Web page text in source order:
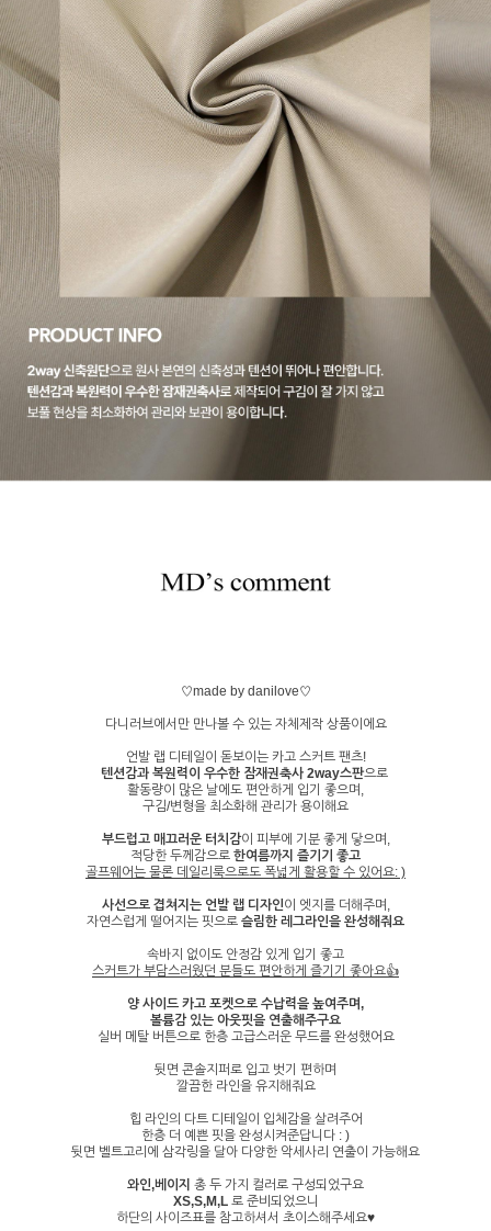
♡made by danilove♡
다니러브에서만 만나볼 수 있는 자체제작 상품이에요
언발 랩 디테일이 돋보이는 카고 스커트 팬츠!
텐션감과 복원력이 우수한 잠재권축사 2way스판으로
활동량이 많은 날에도 편안하게 입기 좋으며,
구김/변형을 최소화해 관리가 용이해요
부드럽고 매끄러운 터치감이 피부에 기분 좋게 닿으며,
적당한 두께감으로 한여름까지 즐기기 좋고
골프웨어는 물론 데일리룩으로도 폭넓게 활용할 수 있어요: )
사선으로 겹쳐지는 언발 랩 디자인이 엣지를 더해주며,
자연스럽게 떨어지는 핏으로 슬림한 레그라인을 완성해줘요
속바지 없이도 안정감 있게 입기 좋고
스커트가 부담스러웠던 분들도 편안하게 즐기기 좋아요👍
양 사이드 카고 포켓으로 수납력을 높여주며,
볼륨감 있는 아웃핏을 연출해주구요
실버 메탈 버튼으로 한층 고급스러운 무드를 완성했어요
뒷면 콘솔지퍼로 입고 벗기 편하며
깔끔한 라인을 유지해줘요
힙 라인의 다트 디테일이 입체감을 살려주어
한층 더 예쁜 핏을 완성시켜준답니다 : )
뒷면 벨트고리에 삼각링을 달아 다양한 악세사리 연출이 가능해요
와인,베이지 총 두 가지 컬러로 구성되었구요
XS,S,M,L로 준비되었으니
하단의 사이즈표를 참고하셔서 초이스해주세요♥